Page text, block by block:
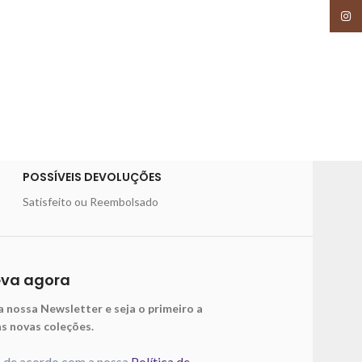
POSSÍVEIS DEVOLUÇÕES
Satisfeito ou Reembolsado
agora
nossa Newsletter e seja o primeiro a
novas coleções.